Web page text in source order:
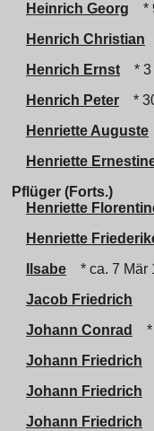
Heinrich Georg
*
Henrich Christian
Henrich Ernst
*
Henrich Peter
*
Henriette Auguste
Henriette
Pflüger (Forts.)
Henriette
Henriette
Ilsabe
* ca. 7 Mär
Jacob Friedrich
Johann Conrad
Johann Friedrich
Johann Friedrich
Johann Friedrich